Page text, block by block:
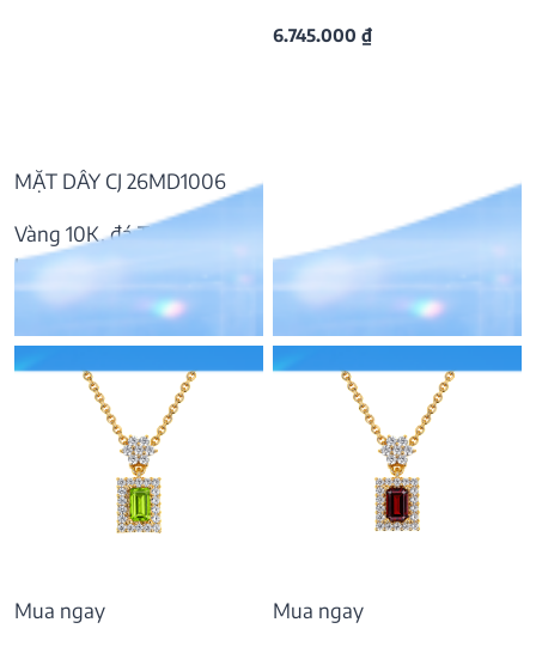
MẶT DÂY CJ 26MD1006
Vàng 10K, đá Topaz
London
6.545.000
6.745.000 ₫
Mua ngay Mua ngay